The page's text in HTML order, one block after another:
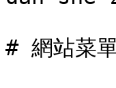
# 網站菜